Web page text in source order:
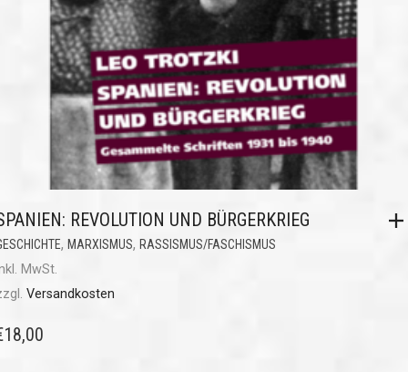
REVOLUTION UND BÜRGERKRIEG
, MARXISMUS, RASSISMUS/FASCHISMUS
MwSt.
Versandkosten
18,00